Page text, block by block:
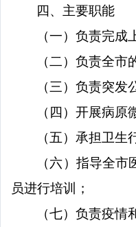
四、主要职能
（一）负责完
（二）负责全
（三）负责突
（四）开展病
（五）承担卫
（六）指导全
员进行培训；
（七）负责疫